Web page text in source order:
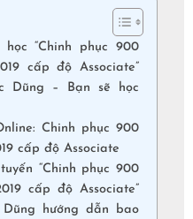
“Chinh phục 900
cấp độ Associate”
Dũng – Bạn sẽ học
Chinh phục 900
cấp độ Associate
“Chinh phục 900
cấp độ Associate”
hướng dẫn bao